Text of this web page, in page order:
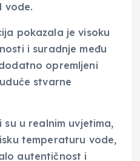
vode.
pokazala je visoku
i suradnje među
opremljeni
stvarne
u realnim uvjetima,
temperaturu vode,
autentičnost i